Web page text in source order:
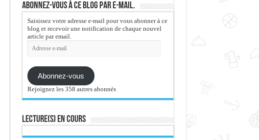
Abonnez-vous à ce blog par e-mail.
Saisissez votre adresse e-mail pour vous abonner à ce
blog et recevoir une notification de chaque nouvel
article par email.
Adresse
Abonnez-vous
Rejoignez les 358 autres abonnés
Lecture(s) en cours